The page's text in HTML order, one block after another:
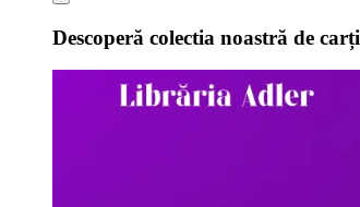
Descoperă colectia noastră de carți